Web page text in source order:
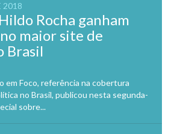
2018
Rocha ganham
maior site de
Brasil
em Foco, referência na cobertura
no Brasil, publicou nesta segunda-
sobre...